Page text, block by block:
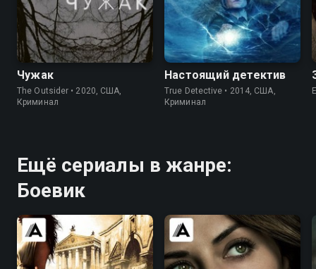
7.2 7.6
Чужак
The Outsider • 2020, США,
Криминал
8.7 9.0
Настоящий детектив
True Detective • 2014, США,
Криминал
Ещё сериалы в жанре:
Боевик